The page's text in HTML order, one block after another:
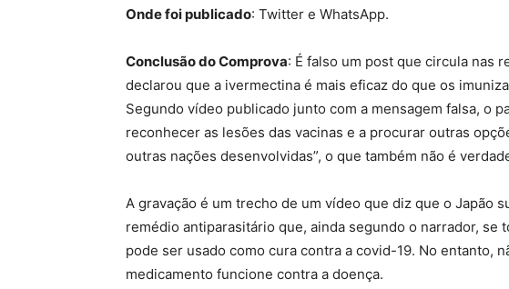
Onde foi publicado: Twitter e WhatsApp.
Conclusão do Comprova: É falso um post que circula nas
declarou que a ivermectina é mais eficaz do que os
Segundo vídeo publicado junto com a mensagem falsa, o
reconhecer as lesões das vacinas e a procurar outras
outras nações desenvolvidas”, o que também não é
A gravação é um trecho de um vídeo que diz que o Japão
remédio antiparasitário que, ainda segundo o narrador, se
pode ser usado como cura contra a covid-19. No entanto,
medicamento funcione contra a doença.